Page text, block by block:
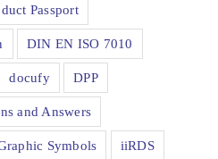
Passport
DIN EN ISO 7010
docufy DPP
and Answers
Symbols iiRDS